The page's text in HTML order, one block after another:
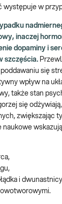
występuje w
inaczej
dopaminy i
szczęścia.
poddawaniu się
wpływ na
także stan
się
zwiększając
naukowe
i